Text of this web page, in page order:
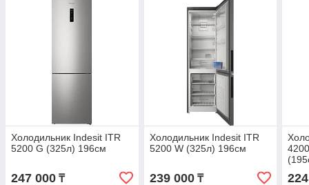
Холодильник Indesit ITR
5200 G (325л) 196см
247 000 ₸
Холодильник Indesit ITR
5200 W (325л) 196см
239 000₸